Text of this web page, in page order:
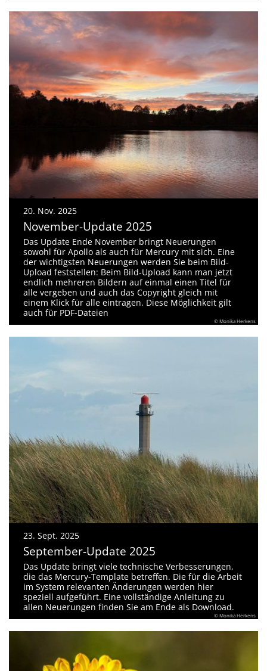
20. Nov. 2025
November-Update 2025
Das Update Ende November bringt Neuerungen
sowohl für Apollo als auch für Mercury mit sich. Eine
der wichtigsten Neuerungen werden Sie beim Bild-
Upload feststellen: Beim Bild-Upload kann man jetzt
endlich mehreren Bildern auf einmal einen Titel für
alle vergeben und auch das Copyright gleich mit
einem Klick für alle eintragen. Diese Möglichkeit gilt
auch für PDF-Dateien
© Monika Herkens
23. Sept. 2025
September-Update 2025
Das Update bringt viele technische Verbesserungen,
die das Mercury-Template betreffen. Die für die Arbeit
im System relevanten Änderungen werden hier
speziell aufgeführt. Eine vollständige Anleitung zu
allen Neuerungen finden Sie am Ende als Download.
© Monika Herkens